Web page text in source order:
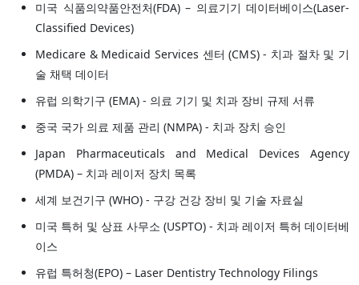
미국 식품의약품안전처(FDA) – 의료기기 데이터베이스(Laser-
Classified Devices)
Medicare & Medicaid Services 센터 (CMS) - 치과 절차 및 기
술 채택 데이터
유럽 의학기구 (EMA) - 의료 기기 및 치과 장비 규제 서류
중국 국가 의료 제품 관리 (NMPA) - 치과 장치 승인
Japan Pharmaceuticals and Medical Devices Agency
(PMDA) – 치과 레이저 장치 목록
세계 보건기구 (WHO) - 구강 건강 장비 및 기술 자료실
미국 특허 및 상표 사무소 (USPTO) - 치과 레이저 특허 데이터베
이스
유럽 특허청(EPO) – Laser Dentistry Technology Filings